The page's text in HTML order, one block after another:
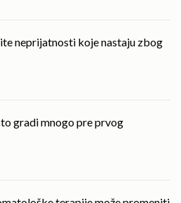
neprijatnosti koje nastaju zbog
gradi mnogo pre prvog